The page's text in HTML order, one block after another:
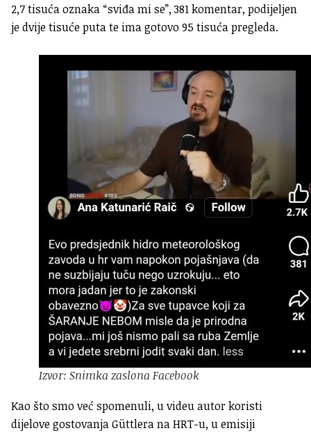
2,7 tisuća oznaka “sviđa mi se”, 381 komentar, podijeljen
je dvije tisuće puta te ima gotovo 95 tisuća pregleda.
Izvor: Snimka zaslona Facebook
Kao što smo već spomenuli, u videu autor koristi
dijelove gostovanja Güttlera na HRT-u, u emisiji